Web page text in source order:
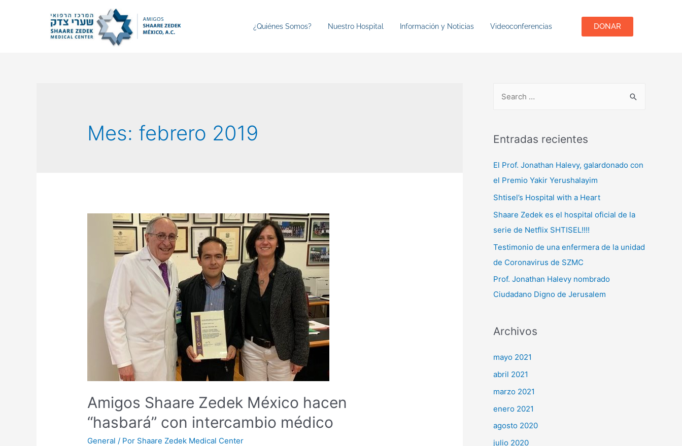
¿Quiénes Somos? Nuestro Hospital Información y Noticias Videoconferencias DONAR
Mes: febrero 2019
Amigos Shaare Zedek México hacen
“hasbará” con intercambio médico
General / Por Shaare Zedek Medical Center
Entradas recientes
El Prof. Jonathan Halevy, galardonado con
el Premio Yakir Yerushalayim
Shtisel’s Hospital with a Heart
Shaare Zedek es el hospital oficial de la
serie de Netflix SHTISEL!!!!
Testimonio de una enfermera de la unidad
de Coronavirus de SZMC
Prof. Jonathan Halevy nombrado
Ciudadano Digno de Jerusalem
Archivos
mayo 2021
abril 2021
marzo 2021
enero 2021
agosto 2020
julio 2020